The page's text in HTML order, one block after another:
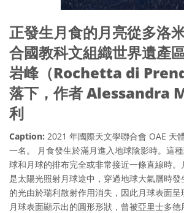
正發生月食的月亮從多洛
合國教科文組織世界遺產
岩峰（Rochetta di
落下，作者 Alessandra
利
Caption: 2021 年國際天文學聯合會 OAE 天
一名。 月食發生於滿月進入地球陰影時。這
球和月球的排布完全或非常接近一條直線時
是太陽光照射月球途中，穿過地球大氣層時
的光由於瑞利散射作用消失，因此月球表面
月球表面顯示出的圓形形狀，曾被亞里士多